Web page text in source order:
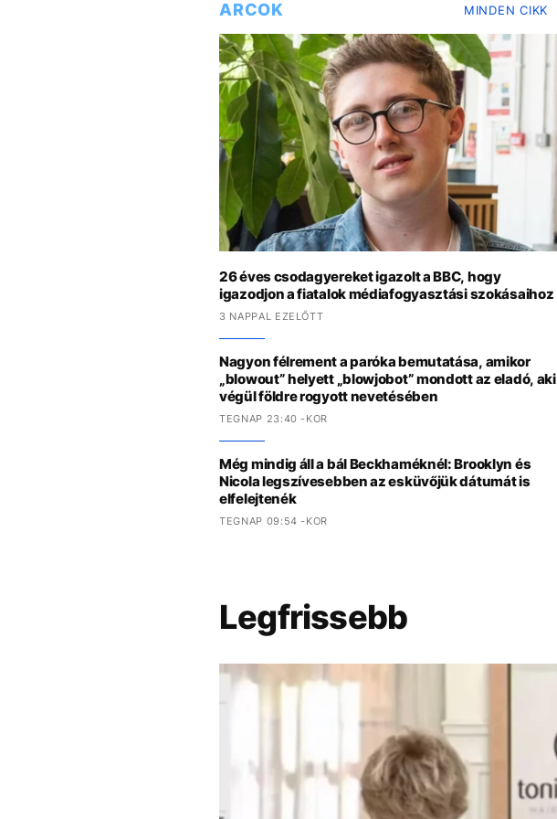
ARCOK MINDEN CIKK
26 éves csodagyereket igazolt a BBC, hogy
igazodjon a fiatalok médiafogyasztási szokásaihoz
3 NAPPAL EZELŐTT
Nagyon félrement a paróka bemutatása, amikor
„blowout” helyett „blowjobot” mondott az eladó, aki
végül földre rogyott nevetésében
TEGNAP 23:40 -KOR
Még mindig áll a bál Beckhaméknél: Brooklyn és
Nicola legszívesebben az esküvőjük dátumát is
elfelejtenék
TEGNAP 09:54 -KOR
Legfrissebb